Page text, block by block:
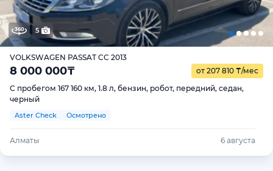
5
VOLKSWAGEN PASSAT CC 2013
8 000 000₸ от 207 810 ₸/мес
С пробегом 167 160 км, 1.8 л, бензин, робот, передний, седан,
черный
Aster Check Осмотрено
Алматы 6 августа